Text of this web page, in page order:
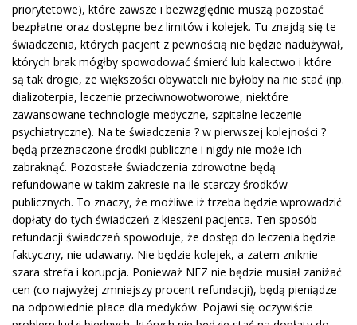
priorytetowe), które zawsze i bezwzględnie muszą pozostać
bezpłatne oraz dostępne bez limitów i kolejek. Tu znajdą się te
świadczenia, których pacjent z pewnością nie będzie nadużywał,
których brak mógłby spowodować śmierć lub kalectwo i które
są tak drogie, że większości obywateli nie byłoby na nie stać (np.
dializoterpia, leczenie przeciwnowotworowe, niektóre
zawansowane technologie medyczne, szpitalne leczenie
psychiatryczne). Na te świadczenia ? w pierwszej kolejności ?
będą przeznaczone środki publiczne i nigdy nie może ich
zabraknąć. Pozostałe świadczenia zdrowotne będą
refundowane w takim zakresie na ile starczy środków
publicznych. To znaczy, że możliwe iż trzeba będzie wprowadzić
dopłaty do tych świadczeń z kieszeni pacjenta. Ten sposób
refundacji świadczeń spowoduje, że dostęp do leczenia będzie
faktyczny, nie udawany. Nie będzie kolejek, a zatem zniknie
szara strefa i korupcja. Ponieważ NFZ nie będzie musiał zaniżać
cen (co najwyżej zmniejszy procent refundacji), będą pieniądze
na odpowiednie płace dla medyków. Pojawi się oczywiście